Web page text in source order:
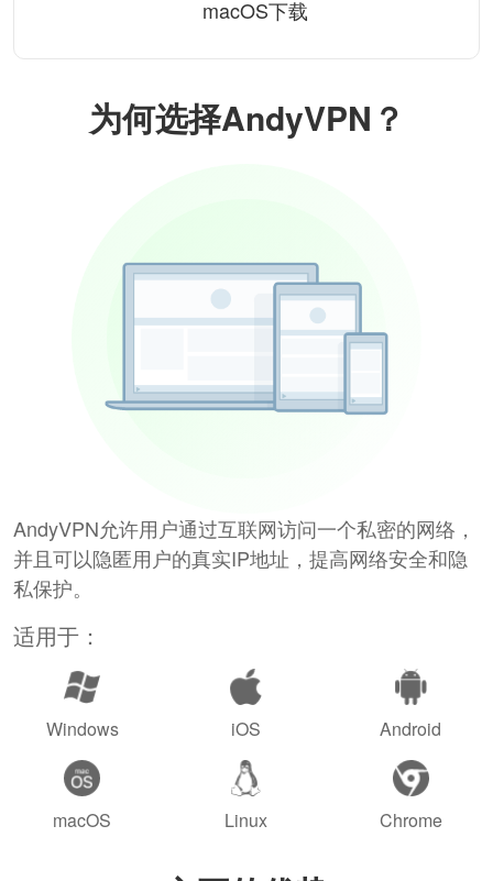
为何选择AndyVPN？
AndyVPN允许用户通过互联网访问一个私密的网络，
并且可以隐匿用户的真实IP地址，提高网络安全和隐
私保护。
适用于：
Windows iOS Android
macOS Linux Chrome
macOS下载